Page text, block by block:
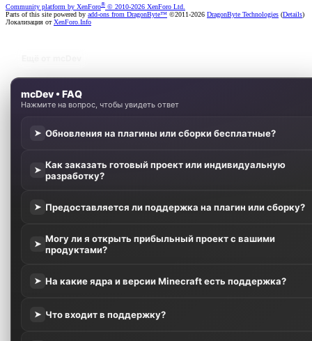
Community platform by XenForo® © 2010-2026 XenForo Ltd.
Parts of this site powered by add-ons from DragonByte™ ©2011-2026 DragonByte Technologies (Details)
Локализация отXenForo.Info
mcDev • FAQ
Нажмите на вопрос, чтобы увидеть ответ
➤ Обновления на плагины или сборки бесплатные?
➤ Как заказать готовый проект или индивидуальную
разработку?
➤ Предоставляется ли поддержка на плагин или сборку?
➤ Могу ли я открыть прибыльный проект с вашими
продуктами?
➤ На какие ядра и версии Minecraft есть поддержка?
➤ Что входит в поддержку?